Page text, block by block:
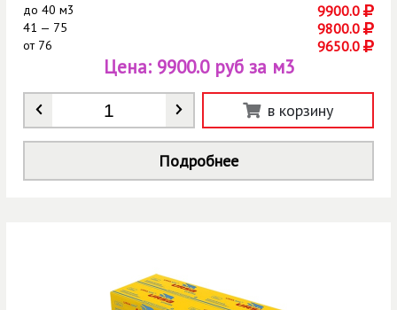
до 40 м3 9900.0
41 — 75 9800.0
от76 9650.0
Количество
Цена: 9900.0 руб за м3
в корзину
Подробнее